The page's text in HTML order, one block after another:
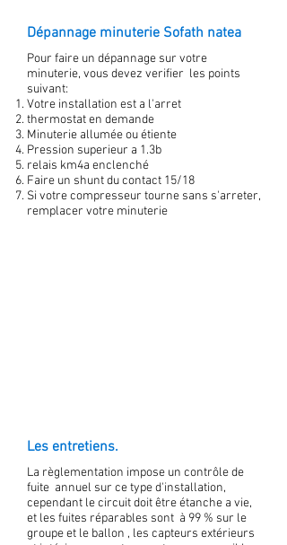
Dépannage minuterie Sofath natea
Pour faire un dépannage sur votre
minuterie, vous devez verifier les points
suivant:
Votre installation est a l'arret
thermostat en demande
Minuterie allumée ou étiente
Pression superieur a 1.3b
relais km4a enclenché
Faire un shunt du contact 15/18
Si votre compresseur tourne sans s'arreter,
remplacer votre minuterie
Les entretiens.
La règlementation impose un contrôle de
fuite annuel sur ce type d'installation,
cependant le circuit doit être étanche a vie,
et les fuites réparables sont à 99 % sur le
groupe et le ballon , les capteurs extérieurs